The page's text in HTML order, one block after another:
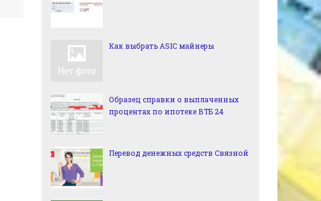
Как выбрать ASIC майнеры
Образец справки о выплаченных
процентах по ипотеке ВТБ 24
Перевод денежных средств Связной